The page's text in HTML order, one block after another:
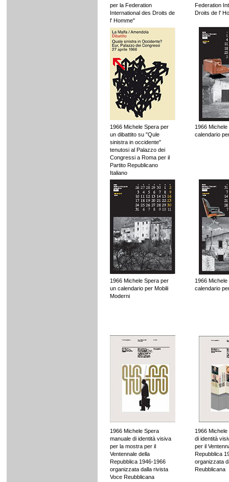
per la Federation
International des Droits de
l' Homme"
Federation
Droits de l'
1966 Michele Spera per
un dibattito su "Qule
sinistra in occidente"
tenutosi al Palazzo dei
Congressi a Roma per il
Partito Republicano
Italiano
1966
calendario
1966 Michele Spera per
un calendario per Mobili
Moderni
1966
calendario
1966 Michele Spera
manuale di identità visiva
per la mostra per il
Ventennale della
Repubblica 1946-1966
organizzata dalla rivista
Voce Reubblicana
1966
di identità
per il
Repubblica
organizzata
Reubblicana